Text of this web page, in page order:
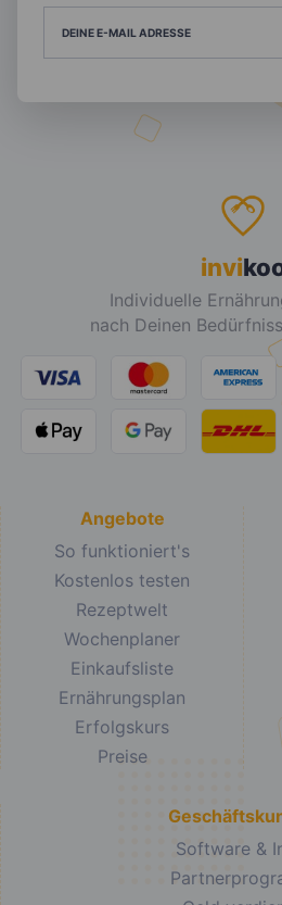
DEINE E-MAIL ADRESSE
invi
Individuelle
nach Deinen
Angebote
So funktioniert's
Kostenlos testen
Rezeptwelt
Wochenplaner
Einkaufsliste
Ernährungsplan
Erfolgskurs
Preise
Software &